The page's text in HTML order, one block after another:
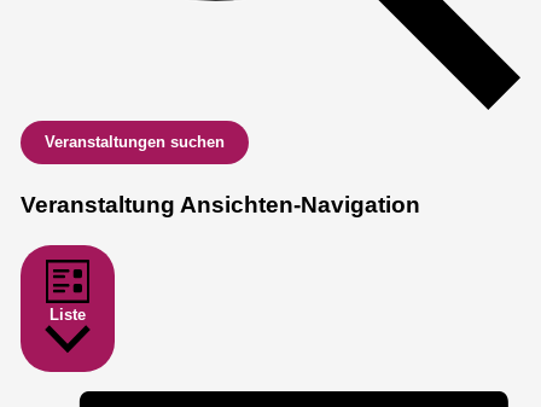
Veranstaltungen suchen
Veranstaltung Ansichten-Navigation
Liste